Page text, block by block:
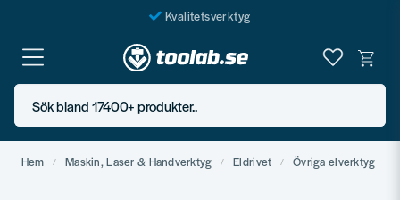
Kvalitetsverktyg
Fraktfritt över 999 SEK*
En järnhandel för alla
Butik i Göteborg
Sök bland 17400+ produkter..
Hem Maskin, Laser & Handverktyg Eldrivet Övriga elverktyg